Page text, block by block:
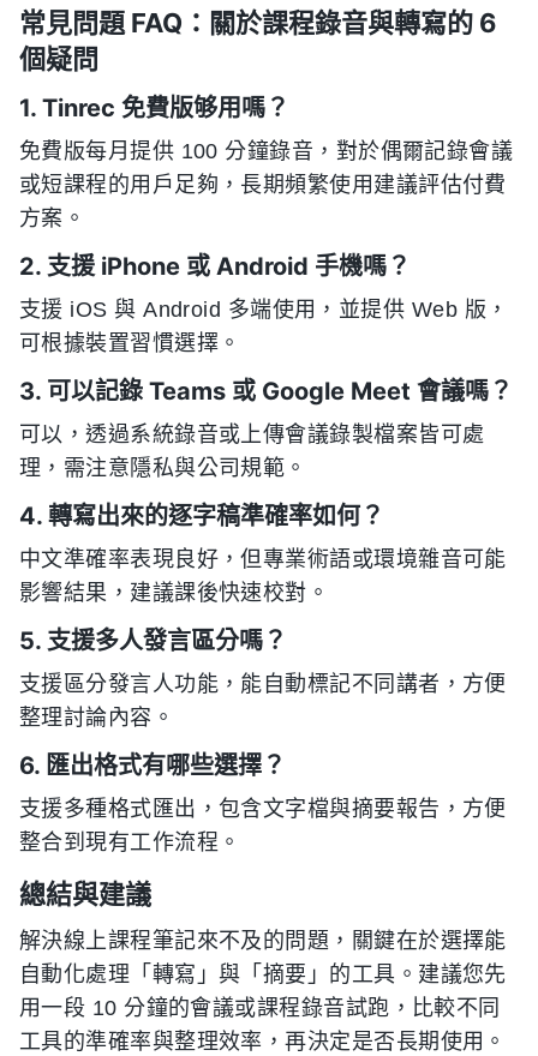
常見問題 FAQ：關於課程錄音與轉寫的 6
個疑問
1. Tinrec 免費版够用嗎？
免費版每月提供 100 分鐘錄音，對於偶爾記錄會議
或短課程的用戶足夠，長期頻繁使用建議評估付費
方案。
2. 支援 iPhone 或 Android 手機嗎？
支援 iOS 與 Android 多端使用，並提供 Web 版，
可根據裝置習慣選擇。
3. 可以記錄 Teams 或 Google Meet 會議嗎？
可以，透過系統錄音或上傳會議錄製檔案皆可處
理，需注意隱私與公司規範。
4. 轉寫出來的逐字稿準確率如何？
中文準確率表現良好，但專業術語或環境雜音可能
影響結果，建議課後快速校對。
5. 支援多人發言區分嗎？
支援區分發言人功能，能自動標記不同講者，方便
整理討論內容。
6. 匯出格式有哪些選擇？
支援多種格式匯出，包含文字檔與摘要報告，方便
整合到現有工作流程。
總結與建議
解決線上課程筆記來不及的問題，關鍵在於選擇能
自動化處理「轉寫」與「摘要」的工具。建議您先
用一段 10 分鐘的會議或課程錄音試跑，比較不同
工具的準確率與整理效率，再決定是否長期使用。